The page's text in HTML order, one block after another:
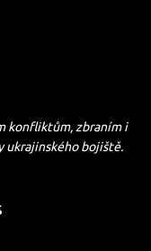
konfliktům, zbraním i
ukrajinského bojiště.